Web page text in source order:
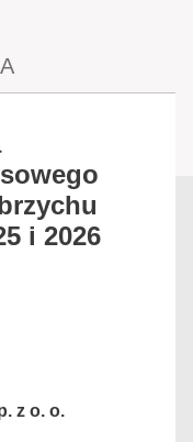
A
i 2026
z o. o.